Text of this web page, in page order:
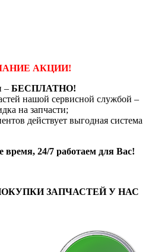
АКЦИИ!
– БЕСПЛАТНО!
нашой сервисной службой –
на запчасти;
действует выгодная система
24/7 работаем для Вас!
ЗАПЧАСТЕЙ У НАС